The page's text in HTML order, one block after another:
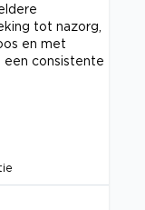
tot nazorg,
en met
consistente